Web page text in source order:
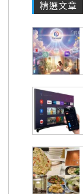
精選文章